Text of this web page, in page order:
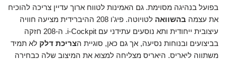
בפועל בנהיגה מסוימת. גם האמינות לטווח ארוך עדיין צריכה להוכיח
את עצמה בהשוואה
לטויוטה. פיג'ו 208 ההיברידית מציעה חוויה
עיצובית ייחודית ותא נוסעים עתידני עם i-Cockpit. ה-208 חזקה
בביצועים ובנוחות נסיעה, אך גם כאן, סוגיית הצריכת דלק לא תמיד
משתווה ליאריס. היאריס מצליחה למצוא את המיצוב שלה כבחירה